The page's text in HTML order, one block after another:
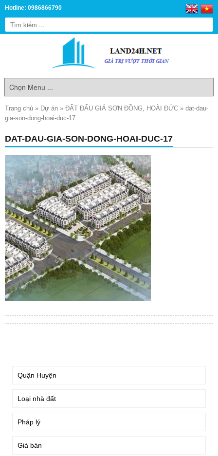
Hotline: 0986866790
Trang chủ » Dự án » ĐẤT ĐẤU GIÁ SƠN ĐỒNG, HOÀI ĐỨC » dat-dau-
gia-son-dong-hoai-duc-17
DAT-DAU-GIA-SON-DONG-HOAI-DUC-17